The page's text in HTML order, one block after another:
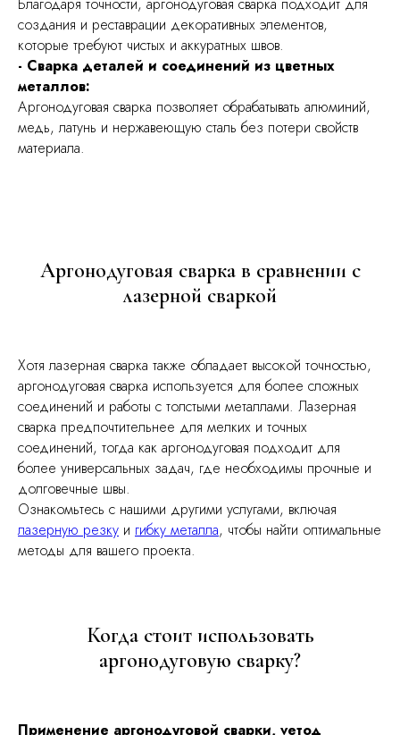
создания и реставрации декоративных элементов,
которые требуют чистых и аккуратных швов.
- Сварка деталей и соединений из цветных
металлов:
Аргонодуговая сварка позволяет обрабатывать алюминий,
медь, латунь и нержавеющую сталь без потери свойств
материала.
Аргонодуговая сварка в сравнении с
лазерной сваркой
Хотя лазерная сварка также обладает высокой точностью,
аргонодуговая сварка используется для более сложных
соединений и работы с толстыми металлами. Лазерная
сварка предпочтительнее для мелких и точных
соединений, тогда как аргонодуговая подходит для
более универсальных задач, где необходимы прочные и
долговечные швы.
Ознакомьтесь с нашими другими услугами, включая
лазерную резку и гибку металла, чтобы найти оптимальные
методы для вашего проекта.
Когда стоит использовать
аргонодуговую сварку?
Применение аргонодуговой сварки, vетод